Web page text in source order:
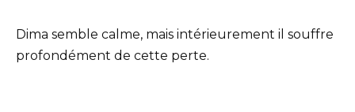
Dima semble calme, mais intérieurement il souffre
profondément de cette perte.